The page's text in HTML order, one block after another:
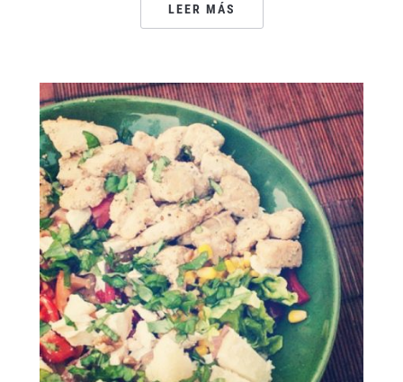
LEER MÁS